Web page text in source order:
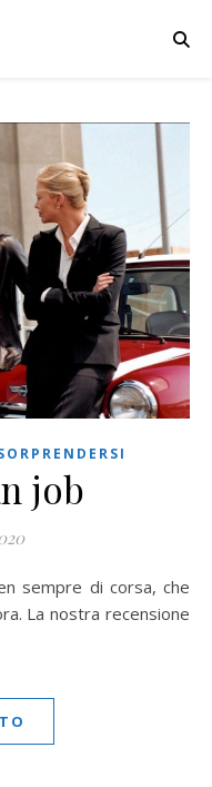
job
La nostra recensione